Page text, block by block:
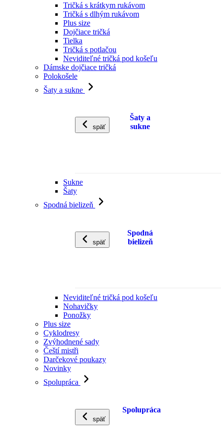
Tričká s krátkym rukávom
Tričká s dlhým rukávom
Plus size
Dojčiace tričká
Tielka
Tričká s potlačou
Neviditeľné tričká pod košeľu
Dámske dojčiace tričká
Polokošele
Šaty a sukne
späť
Šaty a
sukne
Sukne
Šaty
Spodná bielizeň
späť
Spodná
bielizeň
Neviditeľné tričká pod košeľu
Nohavičky
Ponožky
Plus size
Cyklodresy
Zvýhodnené sady
Čeští mistři
Darčekové poukazy
Novinky
Spolupráca
späť
Spolupráca